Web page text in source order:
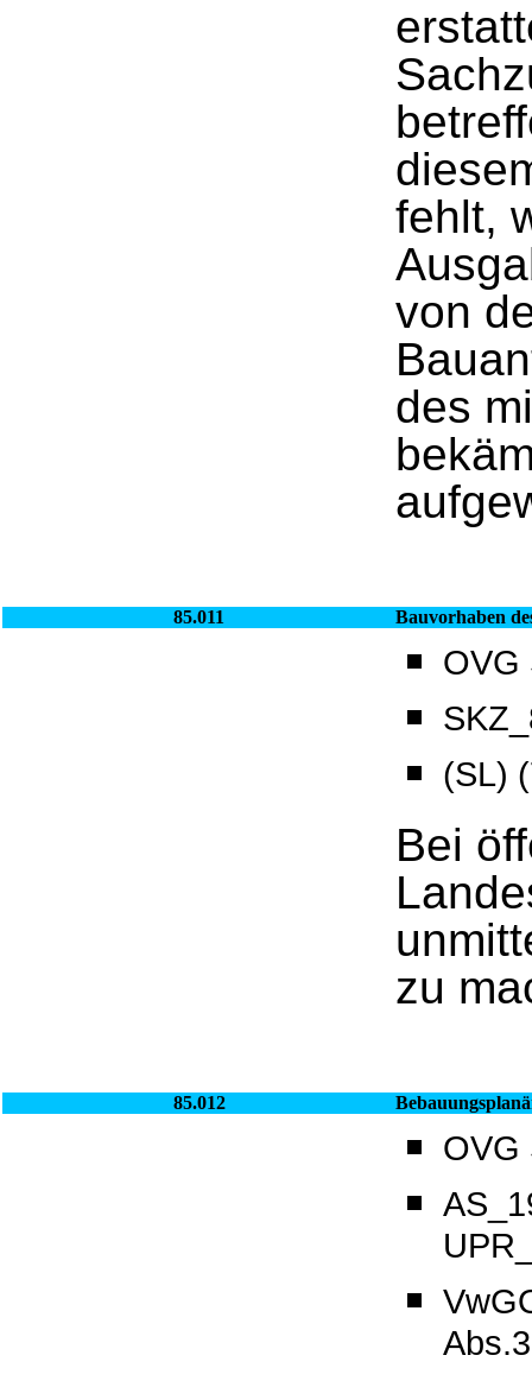
fehlt,
von
des
85.011 Bauvorhaben
OVG
(SL)
Bei
zu
85.012
OVG
Abs.3